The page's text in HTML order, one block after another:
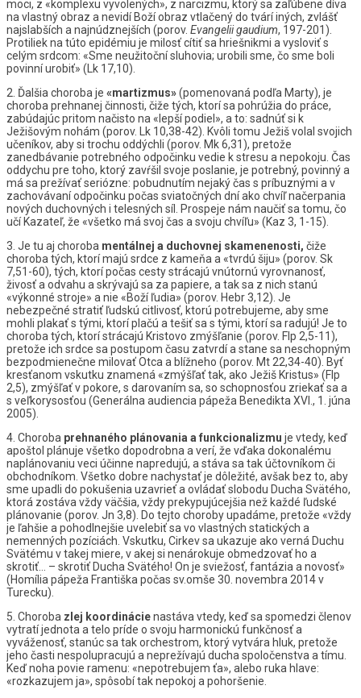
moci, z «komplexu vyvolených», z narcizmu, ktorý sa zaľúbene díva
na vlastný obraz a nevidí Boží obraz vtlačený do tvárí iných, zvlášť
najslabších a najnúdznejších (porov. Evangeliigaudium, 197-201).
Protiliek na túto epidémiu je milosť cítiť sa hriešnikmi a vysloviť s
celým srdcom: «Sme neužitoční sluhovia; urobili sme, čo sme boli
povinní urobiť» (Lk 17,10).
2. Ďalšia choroba je «martizmus»(pomenovaná podľa Marty), je
choroba prehnanej činnosti, čiže tých, ktorí sa pohrúžia do práce,
zabúdajúc pritom načisto na «lepší podiel», a to: sadnúť si k
Ježišovým nohám (porov. Lk 10,38-42). Kvôli tomu Ježiš volal svojich
učeníkov, aby si trochu oddýchli (porov. Mk 6,31), pretože
zanedbávanie potrebného odpočinku vedie k stresu a nepokoju. Čas
oddychu pre toho, ktorý zavŕšil svoje poslanie, je potrebný, povinný a
má sa prežívať seriózne: pobudnutím nejaký čas s príbuznými a v
zachovávaní odpočinku počas sviatočných dní ako chvíľ načerpania
nových duchovných i telesných síl. Prospeje nám naučiť sa tomu, čo
učí Kazateľ, že «všetko má svoj čas a svoju chvíľu» (Kaz 3, 1-15).
3. Je tu aj choroba mentálnej a duchovnej skamenenosti, čiže
choroba tých, ktorí majú srdce z kameňa a «tvrdú šiju» (porov. Sk
7,51-60), tých, ktorí počas cesty strácajú vnútornú vyrovnanosť,
živosť a odvahu a skrývajú sa za papiere, a tak sa z nich stanú
«výkonné stroje» a nie «Boží ľudia» (porov. Hebr 3,12). Je
nebezpečné stratiť ľudskú citlivosť, ktorú potrebujeme, aby sme
mohli plakať s tými, ktorí plačú a tešiť sa s tými, ktorí sa radujú! Je to
choroba tých, ktorí strácajú Kristovo zmýšľanie (porov. Flp 2,5-11),
pretože ich srdce sa postupom času zatvrdí a stane sa neschopným
bezpodmienečne milovať Otca a blížneho (porov. Mt 22,34-40). Byť
kresťanom vskutku znamená «zmýšľať tak, ako Ježiš Kristus» (Flp
2,5), zmýšľať v pokore, s darovaním sa, so schopnosťou zriekať sa a
s veľkorysosťou (Generálna audiencia pápeža Benedikta XVI., 1. júna
2005).
4. Choroba prehnaného plánovania a funkcionalizmu je vtedy, keď
apoštol plánuje všetko dopodrobna a verí, že vďaka dokonalému
naplánovaniu veci účinne napredujú, a stáva sa tak účtovníkom či
obchodníkom. Všetko dobre nachystať je dôležité, avšak bez to, aby
sme upadli do pokušenia uzavrieť a ovládať slobodu Ducha Svätého,
ktorá zostáva vždy väčšia, vždy prekypujúcejšia než každé ľudské
plánovanie (porov. Jn 3,8). Do tejto choroby upadáme, pretože «vždy
je ľahšie a pohodlnejšie uvelebiť sa vo vlastných statických a
nemenných pozíciách. Vskutku, Cirkev sa ukazuje ako verná Duchu
Svätému v takej miere, v akej si nenárokuje obmedzovať ho a
skrotiť… – skrotiť Ducha Svätého! On je sviežosť, fantázia a novosť»
(Homília pápeža Františka počas sv.omše 30. novembra 2014 v
Turecku).
5. Choroba zlej koordinácienastáva vtedy, keď sa spomedzi členov
vytratí jednota a telo príde o svoju harmonickú funkčnosť a
vyváženosť, stanúc sa tak orchestrom, ktorý vytvára hluk, pretože
jeho časti nespolupracujú a neprežívajú ducha spoločenstva a tímu.
Keď noha povie ramenu: «nepotrebujem ťa», alebo ruka hlave:
«rozkazujem ja», spôsobí tak nepokoj a pohoršenie.